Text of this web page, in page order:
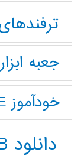
جعبه
خودآموز HSPICE
دانلود MATLAB